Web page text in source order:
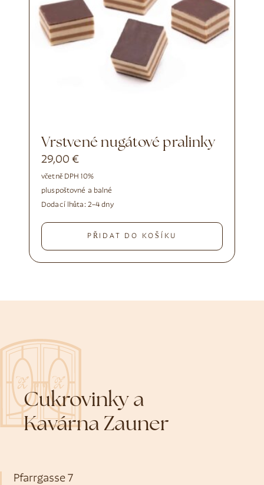
Vrstvené nugátové pralinky
29,00€
včetně DPH 10%
pluspoštovné a balné
Dodací lhůta: 2–4 dny
PŘIDAT DO KOŠÍKU
Cukrovinky a
Kavárna Zauner
Pfarrgasse 7